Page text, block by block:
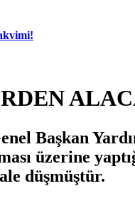
Başkan
üzerine
düşmüştür.